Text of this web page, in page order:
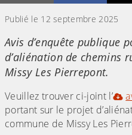
Publié le 12 septembre 2025
Avis d’enquête publique
d’aliénation de chemins
Missy Les Pierrepont.
Veuillez trouver ci-joint l’
portant sur le projet
commune de Missy Les